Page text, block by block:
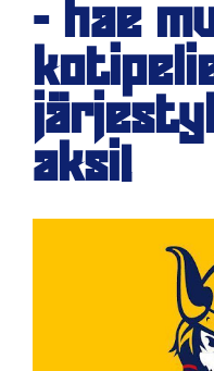
​- hae
aksi!